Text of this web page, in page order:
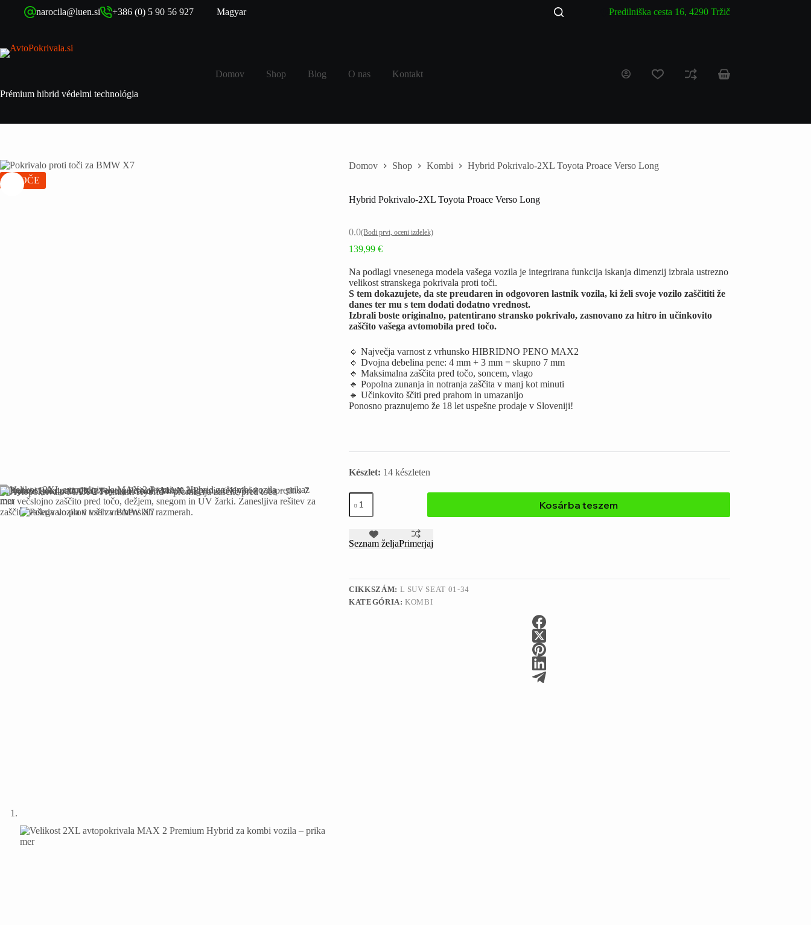
narocila@luen.si +386 (0) 5 90 56 927 Magyar Predilniška cesta 16, 4290 Tržič
Prémium hibrid védelmi technológia
Domov Shop Blog O nas Kontakt
VROČE
Domov Shop Kombi Hybrid Pokrivalo-2XL Toyota Proace Verso Long
Hybrid Pokrivalo-2XL Toyota Proace Verso Long
0.0(Bodi prvi, oceni izdelek)
139,99€
Na podlagi vnesenega modela vašega vozila je integrirana funkcija iskanja dimenzij izbrala ustrezno
velikost stranskega pokrivala proti toči.
S tem dokazujete, da ste preudaren in odgovoren lastnik vozila, ki želi svoje vozilo zaščititi že
danes ter mu s tem dodati dodatno vrednost.
Izbrali boste originalno, patentirano stransko pokrivalo, zasnovano za hitro in učinkovito
zaščito vašega avtomobila pred točo.
🔹 Največja varnost z vrhunsko HIBRIDNO PENO MAX2
🔹 Dvojna debelina pene: 4 mm + 3 mm = skupno 7 mm
🔹 Maksimalna zaščita pred točo, soncem, vlago
🔹 Popolna zunanja in notranja zaščita v manj kot minuti
🔹 Učinkovito ščiti pred prahom in umazanijo
Ponosno praznujemo že 18 let uspešne prodaje v Sloveniji!
Készlet: 14 készleten
Kosárba teszem
Seznam željaPrimerjaj
CIKKSZÁM: L SUV SEAT 01-34
KATEGÓRIA:KOMBI